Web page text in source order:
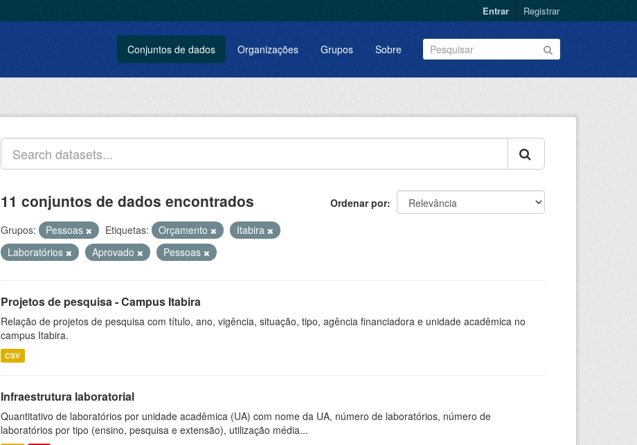
Entrar Registrar
Conjuntos de dados Organizações Grupos Sobre
Ordenar por
11 conjuntos de dados encontrados
Grupos: Pessoas Etiquetas: Orçamento
Itabira
Laboratórios
Aprovado Pessoas
Projetos de pesquisa - Campus Itabira
Relação de projetos de pesquisa com título, ano, vigência, situação, tipo, agência financiadora e unidade acadêmica no
campus Itabira.
CSV
Infraestrutura laboratorial
Quantitativo de laboratórios por unidade acadêmica (UA) com nome da UA, número de laboratórios, número de
laboratórios por tipo (ensino, pesquisa e extensão), utilização média...